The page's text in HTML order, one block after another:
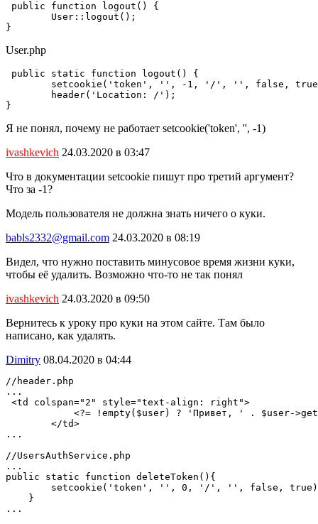
public function logout() {
        User::logout();
}
User.php
public static function logout() {
setcookie('token', '', -1, '/', '', false,
        header('Location: /');
}
Я не понял, почему не работает setcookie('token', '', -1)
ivashkevich 24.03.2020 в 03:47
Что в документации setcookie пишут про третий аргумент?
Что за -1?
Модель пользователя не должна знать ничего о куки.
babls2332@gmail.com 24.03.2020 в 08:19
Видел, что нужно поставить минусовое время жизни куки,
чтобы её удалить. Возможно что-то не так понял
ivashkevich 24.03.2020 в 09:50
Вернитесь к уроку про куки на этом сайте. Там было
написано, как удалять.
Dimitry 08.04.2020 в 04:44
//header.php
...
<td colspan="2" style="text-align: right">
<?= !empty($user) ? 'Привет, ' . $user-
        </td>
...
//UsersAuthService.php
...
public static function deleteToken(){
setcookie('token', '', 0, '/', '', false,
    }
...